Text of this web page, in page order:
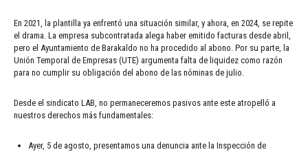
En 2021, la plantilla ya enfrentó una situación similar, y ahora, en 2024, se repite
el drama. La empresa subcontratada alega haber emitido facturas desde abril,
pero el Ayuntamiento de Barakaldo no ha procedido al abono. Por su parte, la
Unión Temporal de Empresas (UTE) argumenta falta de liquidez como razón
para no cumplir su obligación del abono de las nóminas de julio.
Desde el sindicato LAB, no permaneceremos pasivos ante este atropelló a
nuestros derechos más fundamentales:
Ayer, 5 de agosto, presentamos una denuncia ante la Inspección de